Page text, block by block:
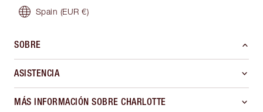
Spain (EUR €)
SOBRE
ASISTENCIA
MÁS INFORMACIÓN SOBRE CHARLOTTE